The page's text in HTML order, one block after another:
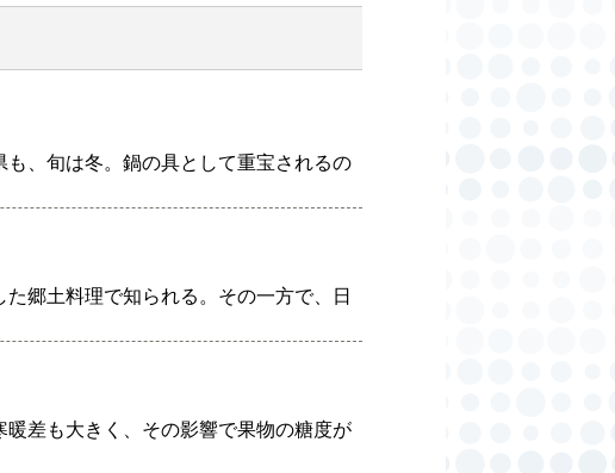
、旬は冬。鍋の具として重宝されるの
郷土料理で知られる。その一方で、日
差も大きく、その影響で果物の糖度が